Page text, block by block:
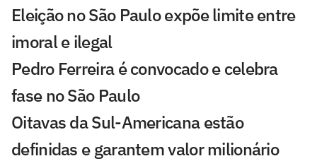
Eleição no São Paulo expõe limite entre
imoral e ilegal
Pedro Ferreira é convocado e celebra
fase no São Paulo
Oitavas da Sul-Americana estão
definidas e garantem valor milionário